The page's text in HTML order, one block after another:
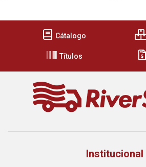
Cátalogo
Títulos
Institucional